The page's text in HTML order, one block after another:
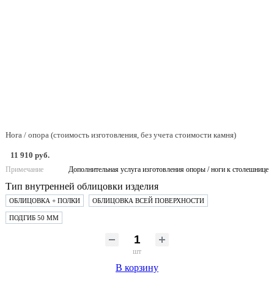
Нога / опора (стоимость изготовления, без учета стоимости камня)
11 910 руб.
Примечание Дополнительная услуга изготовления опоры / ноги к столешнице
Тип внутренней облицовки изделия
ОБЛИЦОВКА + ПОЛКИ ОБЛИЦОВКА ВСЕЙ ПОВЕРХНОСТИ
ПОДГИБ 50 ММ
шт
В корзину